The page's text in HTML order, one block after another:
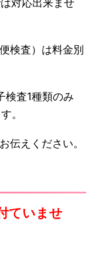
対応出来ませ
検査）は料金別
検査1種類のみ
。
伝えください。
ていませ